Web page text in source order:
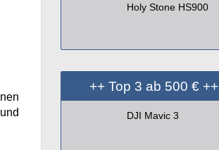
Holy Stone HS900
++ Top 3 ab 500 € ++
DJI Mavic 3